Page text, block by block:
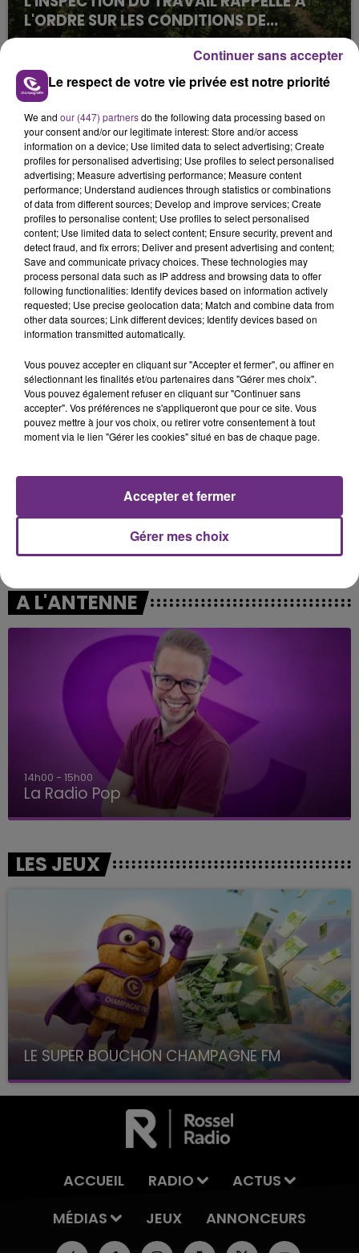
L'ORDRE SUR LES CONDITIONS DE...
Alors que les dates de début des vendange 2026
s'est avéré être plus précoce que prévu,
l'inspection du Travail en profite pour rappeler
les conditions de...
TITRES DIFFUSÉS
23h05
23h05
MYLES SMITH & NIALL HORAN
Drive Safe
23h03
23h03
JEREMY FREROT
Un Homme
ALEX WARREN
Fever Dream
DJ GOJA & JASON DERULO &
A L'ANTENNE
14h00 - 15h00
La Radio Pop
LES JEUX
LE SUPER BOUCHON CHAMPAGNE FM
avec La Famille Champagne FM, à 8H10
ACCUEIL RADIO
ACTUS
MÉDIAS
JEUX ANNONCEURS
Le respect de votre vie privée est notre priorité
We and our (447) partnersdo the following data processing based on
your consent and/or our legitimate interest: Store and/or access
information on a device; Use limited data to select advertising; Create
profiles for personalised advertising; Use profiles to select personalised
advertising; Measure advertising performance; Measure content
performance; Understand audiences through statistics or combinations
of data from different sources; Develop and improve services; Create
profiles to personalise content; Use profiles to select personalised
content; Use limited data to select content; Ensure security, prevent and
detect fraud, and fix errors; Deliver and present advertising and content;
Save and communicate privacy choices. These technologies may
process personal data such as IP address and browsing data to offer
following functionalities: Identify devices based on information actively
requested; Use precise geolocation data; Match and combine data from
other data sources; Link different devices; Identify devices based on
information transmitted automatically.
Vous pouvez accepter en cliquant sur "Accepter et fermer", ou affiner en
sélectionnant les finalités et/ou partenaires dans "Gérer mes choix".
Vous pouvez également refuser en cliquant sur "Continuer sans
accepter". Vos préférences ne s'appliqueront que pour ce site. Vous
pouvez mettre à jour vos choix, ou retirer votre consentement à tout
moment via le lien "Gérer les cookies" situé en bas de chaque page.
Gérer mes choix
Accepter et fermer
Continuer sans accepter